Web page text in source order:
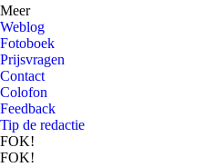
Meer
Weblog
Fotoboek
Prijsvragen
Contact
Colofon
Feedback
Tip de redactie
FOK!
FOK!